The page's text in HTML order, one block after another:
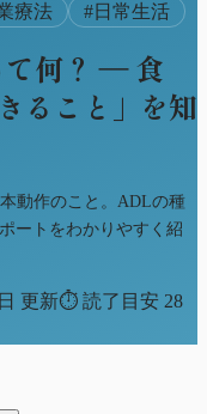
療法 #日常生活
何？ ― 食
ること」を知
動作のこと。ADLの種
ートをわかりやすく紹
更新⏱ 読了目安 28